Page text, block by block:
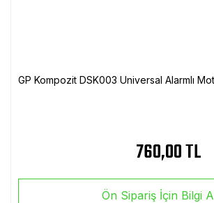
GP Kompozit DSK003 Universal Alarmlı
760,00 TL
Ön Sipariş İçin Bilgi